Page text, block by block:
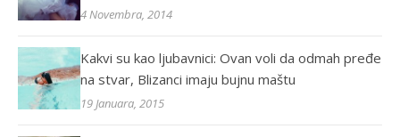
4 Novembra, 2014
Kakvi su kao ljubavnici: Ovan voli da odmah pređe
na stvar, Blizanci imaju bujnu maštu
19 Januara, 2015